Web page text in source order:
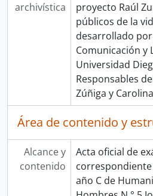
archivística
proyecto Raúl
públicos de la
desarrollado
Comunicación y
Universidad
Responsables
Zúñiga y
Área de contenido y
Alcance y
contenido
Acta oficial de
año C de